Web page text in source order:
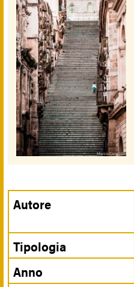
Autore
Tipologia
Anno